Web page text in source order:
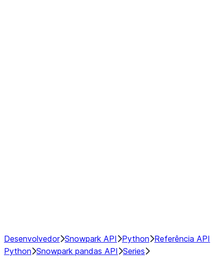
Desenvolvedor Snowpark API Python Referência API
Python Snowpark pandas API Series